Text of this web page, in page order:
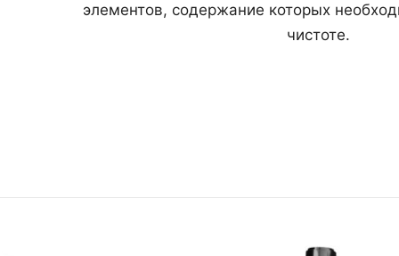
элементов, содержание которых
чистоте.